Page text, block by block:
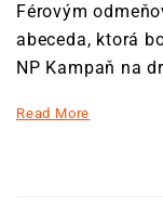
Férovým
abeceda, ktorá
NP Kampaň na
Read More